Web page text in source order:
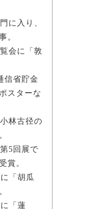
に入り、
。
会に「敦
信省貯金
スターな
林古径の
5回展で
賞。
「胡瓜
「蓮